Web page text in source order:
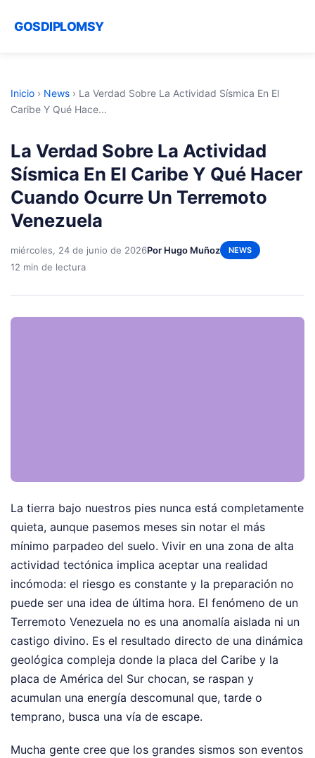
GOSDIPLOMSY
Inicio › News › La Verdad Sobre La Actividad Sísmica En El
Caribe Y Qué Hace...
La Verdad Sobre La Actividad
Sísmica En El Caribe Y Qué Hacer
Cuando Ocurre Un Terremoto
Venezuela
miércoles, 24 de junio de 2026Por Hugo Muñoz NEWS
12 min de lectura
La tierra bajo nuestros pies nunca está completamente
quieta, aunque pasemos meses sin notar el más
mínimo parpadeo del suelo. Vivir en una zona de alta
actividad tectónica implica aceptar una realidad
incómoda: el riesgo es constante y la preparación no
puede ser una idea de última hora. El fenómeno de un
Terremoto Venezuela no es una anomalía aislada ni un
castigo divino. Es el resultado directo de una dinámica
geológica compleja donde la placa del Caribe y la
placa de América del Sur chocan, se raspan y
acumulan una energía descomunal que, tarde o
temprano, busca una vía de escape.
Mucha gente cree que los grandes sismos son eventos